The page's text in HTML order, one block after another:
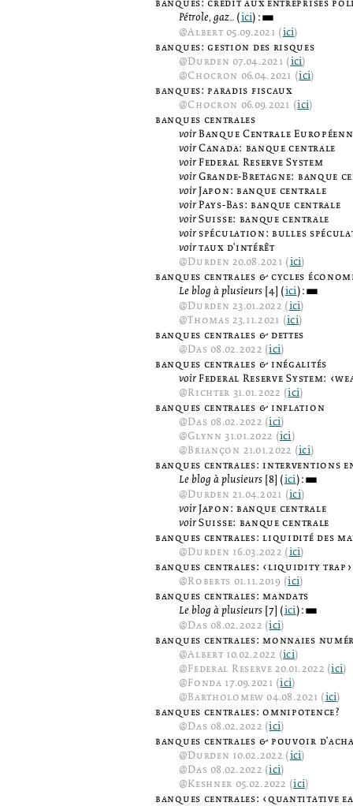
banques: crédit aux entreprises
Pétrole, gaz... (ici):3
@Albert 05.09.2021 (ici)
banques: gestion des risques
@Durden 07.04.2021 (ici)
@Chocron 06.04.2021 (ici)
banques: paradis fiscaux
@Chocron 06.09.2021 (ici)
banques centrales
voirBanque Centrale
voirCanada: banque centrale
voirFederal Reserve System
voirGrande-Bretagne: banque
voirJapon: banque centrale
voirPays-Bas: banque centrale
voirSuisse: banque centrale
voir spéculation: bulles
voirtaux d'intérêt
@Durden20.08.2021 (ici)
banques centrales & cycles
Le blog à plusieurs [4] (ici):3
@Durden23.01.2022 (ici)
@Thomas 23.11.2021 (ici)
banques centrales & dettes
@Das 08.02.2022 (ici)
banques centrales & inégalités
voirFederal Reserve System:
@Richter 31.01.2022 (ici)
banques centrales & inflation
@Das 08.02.2022 (ici)
@Glynn 31.01.2022 (ici)
@Briançon 21.01.2022 (ici)
banques centrales: interventions
Le blog à plusieurs [8] (ici):3
@Durden 21.04.2021 (ici)
voirJapon: banque centrale
voirSuisse: banque centrale
banques centrales: liquidité des
@Durden 16.03.2022 (ici)
banques centrales: ‹liquidity trap›
@Roberts 01.11.2019 (ici)
banques centrales: mandats
Le blog à plusieurs [7] (ici):3
@Das 08.02.2022 (ici)
banques centrales: monnaies
@Albert 10.02.2022 (ici)
@Federal Reserve 20.01.2022 (ici)
@Fonda 17.09.2021 (ici)
@Bartholomew 04.08.2021 (ici)
banques centrales: omnipotence?
@Das 08.02.2022 (ici)
banques centrales & pouvoir
@Durden 10.02.2022 (ici)
@Das 08.02.2022 (ici)
@Keshner 05.02.2022 (ici)
banques centrales: ‹quantitative